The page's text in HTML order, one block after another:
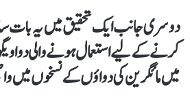
دوسری جانب ایک تحقیق میں یہ بات
کرنے کے لیے استعمال ہونے والی دوا
میں مائگرین کی دواؤں کے نسخوں میں